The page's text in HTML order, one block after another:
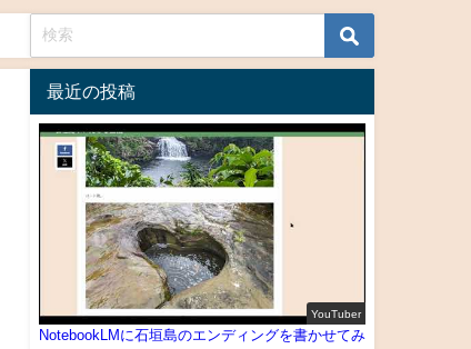
最近の投稿
YouTuber
NotebookLMに石垣島のエンディングを書かせてみ